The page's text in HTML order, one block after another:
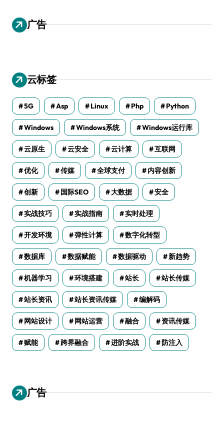
广告
云标签
5G Asp Linux Php Python
Windows Windows系统 Windows运行库
云原生 云安全 云计算 互联网
优化 传媒 全球支付 内容创新
创新 国际SEO 大数据 安全
实战技巧 实战指南 实时处理
开发环境 弹性计算 数字化转型
数据库 数据赋能 数据驱动 新趋势
机器学习 环境搭建 站长 站长传媒
站长资讯 站长资讯传媒 编解码
网站设计 网站运营 融合 资讯传媒
赋能 跨界融合 进阶实战 防注入
广告